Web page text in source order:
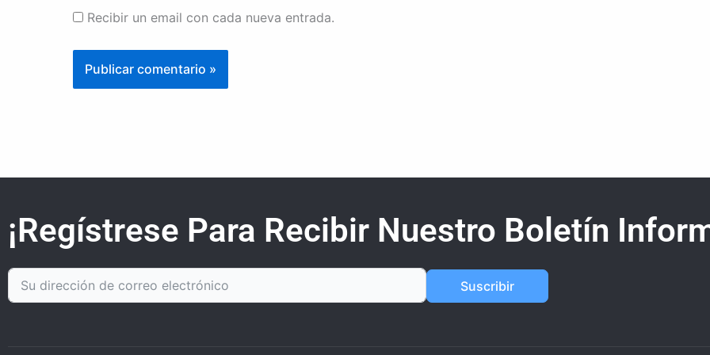
Recibir un email con cada nueva entrada.
¡Regístrese Para Recibir Nuestro Boletín
Suscribir